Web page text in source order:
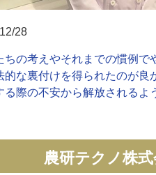
28
ちの考えやそれまでの慣例で
的な裏付けを得られたのが良
る際の不安から解放されるよ
農研テクノ株